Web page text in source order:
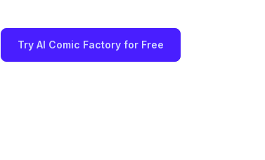
Try AI Comic Factory for Free